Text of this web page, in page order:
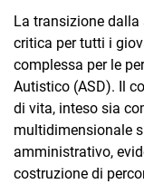
La transizione
critica per tutti i
complessa per le
Autistico (ASD). Il
di vita, inteso sia
multidimensionale
amministrativo,
costruzione di